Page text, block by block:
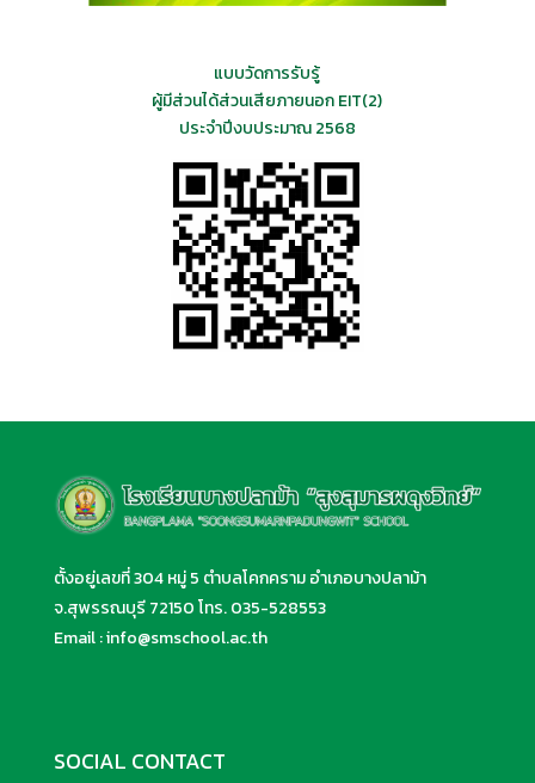
แบบวัดการรับรู้
ผู้มีส่วนได้ส่วนเสียภายนอก EIT(2)
ประจำปีงบประมาณ 2568
ตั้งอยู่เลขที่ 304 หมู่ 5 ตำบลโคกคราม อำเภอบางปลาม้า
จ.สุพรรณบุรี 72150 โทร.035-528553
Email :info@smschool.ac.th
SOCIAL CONTACT